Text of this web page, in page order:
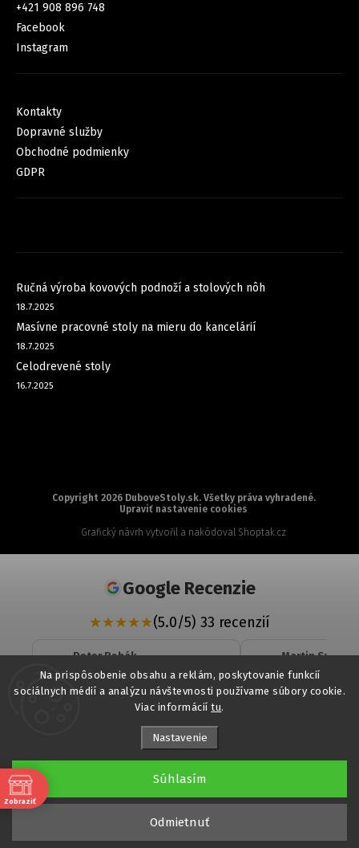
Na prispôsobenie obsahu a reklám, poskytovanie funkcií
sociálnych médií a analýzu návštevnosti používame súbory cookie.
Viac informáciítu.
Nastavenie
Odmietnuť
Súhlasím
+421 908 896 748
Facebook
Instagram
Kontakty
Dopravné služby
Obchodné podmienky
GDPR
Ručná výroba kovových podnoží a stolových nôh
18.7.2025
Masívne pracovné stoly na mieru do kancelárií
18.7.2025
Celodrevené stoly
16.7.2025
Copyright 2026 DuboveStoly.sk. Všetky práva vyhradené.
Upraviť nastavenie cookies
Grafický návrh vytvořil a nakódoval Shoptak.cz
Google Recenzie
★★★★★(5.0/5) 33 recenzií
Peter Rehák
★★★★★
Veľká spokojnosť. Profesionálny
a zároveň veľmi ľudský prístup,
vybavenie. Podnož stola, akú som
dlho nevedel zohnať, som
06 Jul 2026
Martin Svrcek
★★★
objednaná
Ohodnoťte nás
Zobraziť